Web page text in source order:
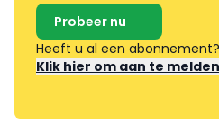
Probeer nu
Heeft u al een abonnement?
Klik hier om aan te melden